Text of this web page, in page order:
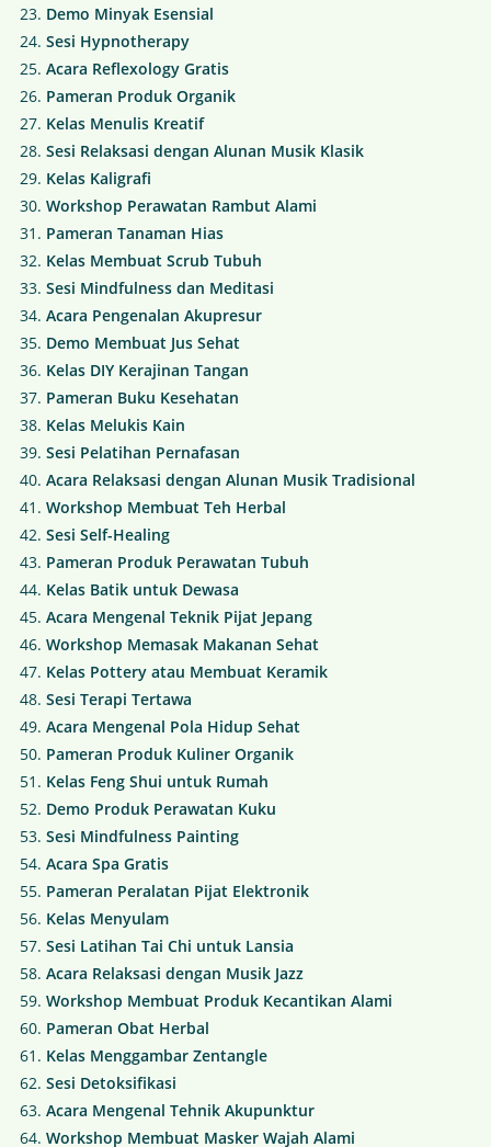
Demo Minyak Esensial
Sesi Hypnotherapy
Acara Reflexology Gratis
Pameran Produk Organik
Kelas Menulis Kreatif
Sesi Relaksasi dengan Alunan Musik Klasik
Kelas Kaligrafi
Workshop Perawatan Rambut Alami
Pameran Tanaman Hias
Kelas Membuat Scrub Tubuh
Sesi Mindfulness dan Meditasi
Acara Pengenalan Akupresur
Demo Membuat Jus Sehat
Kelas DIY Kerajinan Tangan
Pameran Buku Kesehatan
Kelas Melukis Kain
Sesi Pelatihan Pernafasan
Acara Relaksasi dengan Alunan Musik Tradisional
Workshop Membuat Teh Herbal
Sesi Self-Healing
Pameran Produk Perawatan Tubuh
Kelas Batik untuk Dewasa
Acara Mengenal Teknik Pijat Jepang
Workshop Memasak Makanan Sehat
Kelas Pottery atau Membuat Keramik
Sesi Terapi Tertawa
Acara Mengenal Pola Hidup Sehat
Pameran Produk Kuliner Organik
Kelas Feng Shui untuk Rumah
Demo Produk Perawatan Kuku
Sesi Mindfulness Painting
Acara Spa Gratis
Pameran Peralatan Pijat Elektronik
Kelas Menyulam
Sesi Latihan Tai Chi untuk Lansia
Acara Relaksasi dengan Musik Jazz
Workshop Membuat Produk Kecantikan Alami
Pameran Obat Herbal
Kelas Menggambar Zentangle
Sesi Detoksifikasi
Acara Mengenal Tehnik Akupunktur
Workshop Membuat Masker Wajah Alami